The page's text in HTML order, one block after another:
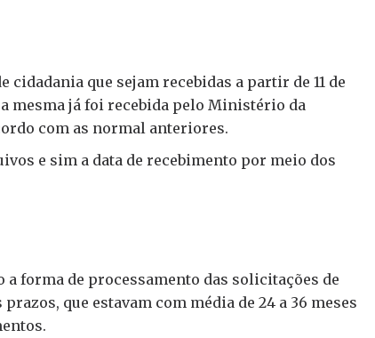
que sejam recebidas a partir de 11 de
a mesma já foi recebida pelo Ministério da
com as normal anteriores.
e sim a data de recebimento por meio dos
a forma de processamento das solicitações de
que estavam com média de 24 a 36 meses